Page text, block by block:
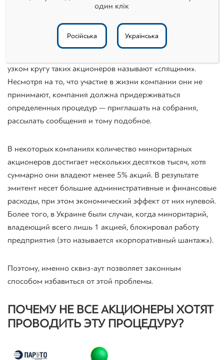
предприятий получили в собственность акции компаний,
миноритарными акционерами. Однако далеко не все
миноритарии участвуют в жизни компании: кто-то просто
узком кругу таких акционеров называют «спящими».
Несмотря на то, что участие в жизни компании они не
принимают, компания должна придерживаться
определенных процедур — приглашать на собрания,
рассылать сообщения и тому подобное.
В некоторых компаниях количество миноритарных
акционеров достигает нескольких десятков тысяч, хотя
суммарно они владеют менее 5% акций. В результате
эмитент несет большие административные и финансовые
расходы, при этом экономический эффект от них нулевой.
Более того, в Украине были случаи, когда миноритарий,
владеющий всего лишь 1 акцией, блокировал работу
предприятия (это называется «корпоративный шантаж»).
Поэтому, именно сквиз-аут позволяет законным
способом избавиться от этой проблемы.
ПОЧЕМУНЕ ВСЕ АКЦИОНЕРЫ ХОТЯТ
ПРОВОДИТЬ ЭТУ ПРОЦЕДУРУ?
один клік
Російська Українська